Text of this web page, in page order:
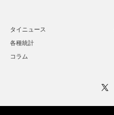
タイニュース
各種統計
コラム